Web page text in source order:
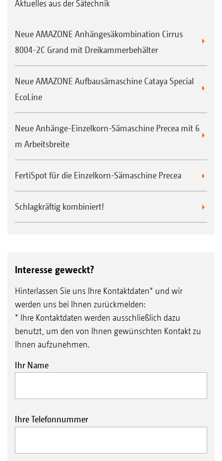
Aktuelles aus der Sätechnik
Neue AMAZONE Anhängesäkombination Cirrus
8004-2C Grand mit Dreikammerbehälter
Neue AMAZONE Aufbausämaschine Cataya Special
EcoLine
Neue Anhänge-Einzelkorn-Sämaschine Precea mit 6
m Arbeitsbreite
FertiSpot für die Einzelkorn-Sämaschine Precea
Schlagkräftig kombiniert!
Interesse geweckt?
Hinterlassen Sie uns Ihre Kontaktdaten* und wir
werden uns bei Ihnen zurückmelden:
* Ihre Kontaktdaten werden ausschließlich dazu
benutzt, um den von Ihnen gewünschten Kontakt zu
Ihnen aufzunehmen.
Ihr Name
Ihre Telefonnummer